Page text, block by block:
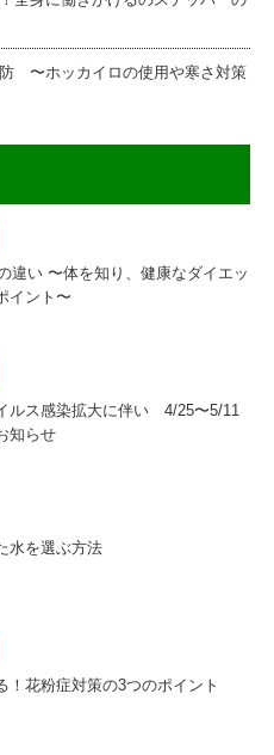
〜ホッカイロの使用や寒さ対策
違い 〜体を知り、健康なダイエッ
イント〜
ルス感染拡大に伴い 4/25〜5/11
知らせ
水を選ぶ方法
！花粉症対策の3つのポイント